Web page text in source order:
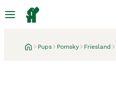
Pups Pomsky Friesland